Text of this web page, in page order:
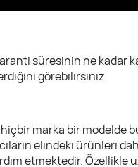
süresinin ne kadar
görebilirsiniz.
marka bir modelde
elindeki ürünleri
etmektedir. Özellikle